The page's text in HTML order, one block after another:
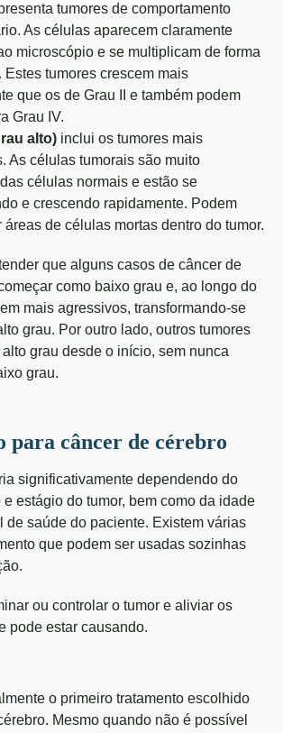
tumores de comportamento
As células aparecem claramente
microscópio e se multiplicam de forma
Estes tumores crescem mais
que os de Grau II e também podem
Grau IV.
alto) inclui os tumores mais
As células tumorais são muito
células normais e estão se
e crescendo rapidamente. Podem
áreas de células mortas dentro do tumor.
que alguns casos de câncer de
como baixo grau e, ao longo do
mais agressivos, transformando-se
grau. Por outro lado, outros tumores
grau desde o início, sem nunca
grau.
para câncer de cérebro
significativamente dependendo do
estágio do tumor, bem como da idade
de saúde do paciente. Existem várias
que podem ser usadas sozinhas
ou controlar o tumor e aliviar os
pode estar causando.
o primeiro tratamento escolhido
Mesmo quando não é possível